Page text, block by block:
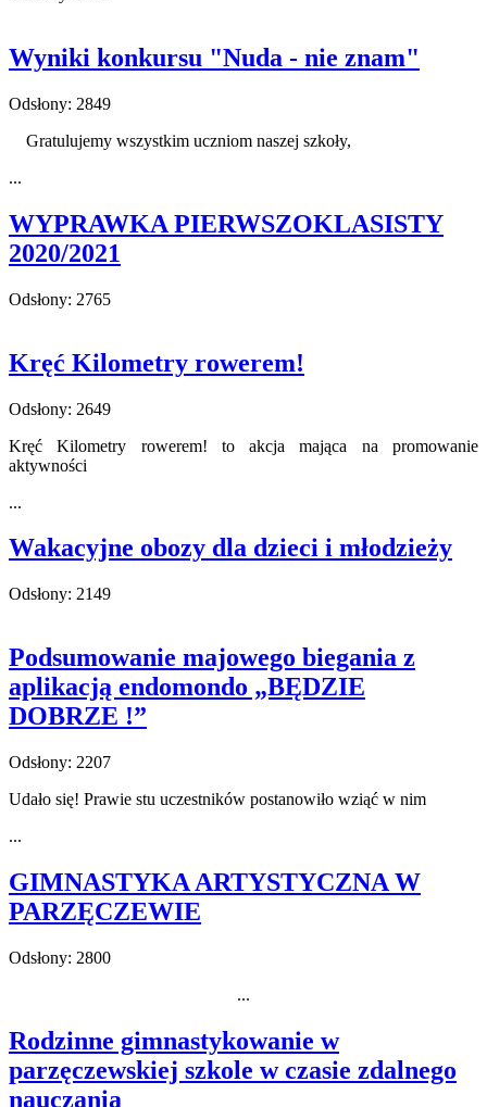
Wyniki konkursu "Nuda - nie znam"
Odsłony: 2849
Gratulujemy wszystkim uczniom naszej szkoły,
...
WYPRAWKA PIERWSZOKLASISTY
2020/2021
Odsłony: 2765
Kręć Kilometry rowerem!
Odsłony: 2649
Kręć Kilometry rowerem! to akcja mająca na promowanie
aktywności
...
Wakacyjne obozy dla dzieci i młodzieży
Odsłony: 2149
Podsumowanie majowego biegania z
aplikacją endomondo „BĘDZIE
DOBRZE !”
Odsłony: 2207
Udało się! Prawie stu uczestników postanowiło wziąć w nim
...
GIMNASTYKA ARTYSTYCZNA W
PARZĘCZEWIE
Odsłony: 2800
...
Rodzinne gimnastykowanie w
parzęczewskiej szkole w czasie zdalnego
nauczania